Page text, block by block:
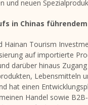
und neuen
in Chinas
Hainan Tourism
auf importierte
darüber hinaus
Lebensmitteln
hat einen
Handel sowie